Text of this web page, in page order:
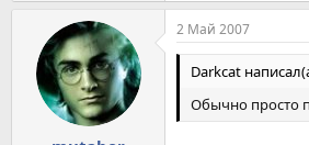
2 Май 2007
Darkcat
Обычно просто